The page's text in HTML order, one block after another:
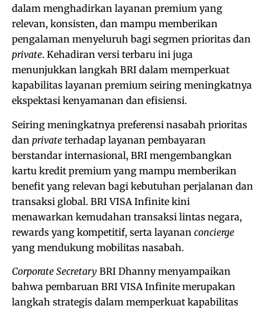
dalam menghadirkan layanan premium yang
relevan, konsisten, dan mampu memberikan
pengalaman menyeluruh bagi segmen prioritas dan
private. Kehadiran versi terbaru ini juga
menunjukkan langkah BRI dalam memperkuat
kapabilitas layanan premium seiring meningkatnya
ekspektasi kenyamanan dan efisiensi.
Seiring meningkatnya preferensi nasabah prioritas
dan private terhadap layanan pembayaran
berstandar internasional, BRI mengembangkan
kartu kredit premium yang mampu memberikan
benefit yang relevan bagi kebutuhan perjalanan dan
transaksi global. BRI VISA Infinite kini
menawarkan kemudahan transaksi lintas negara,
rewards yang kompetitif, serta layanan concierge
yang mendukung mobilitas nasabah.
Corporate Secretary BRI Dhanny menyampaikan
bahwa pembaruan BRI VISA Infinite merupakan
langkah strategis dalam memperkuat kapabilitas